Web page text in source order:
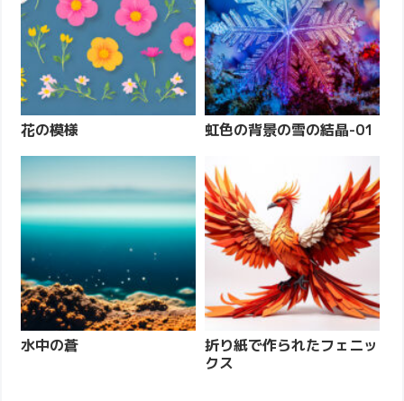
花の模様 虹色の背景の雪の結晶-01
水中の蒼
折り紙で作られたフェニッ
クス